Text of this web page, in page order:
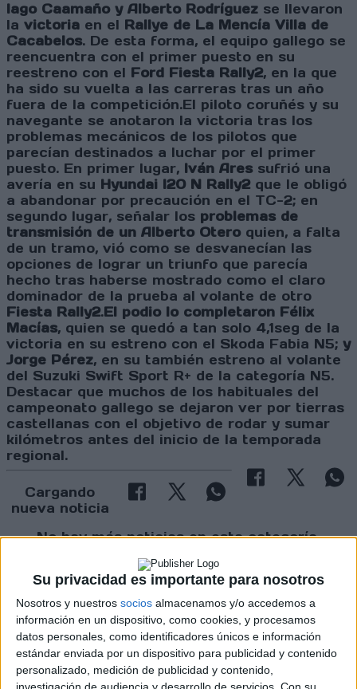
Su privacidad es importante para nosotros
Nosotros y nuestros socios almacenamos y/o accedemos a
información en un dispositivo, como cookies, y procesamos
datos personales, como identificadores únicos e información
estándar enviada por un dispositivo para publicidad y contenido
personalizado, medición de publicidad y contenido,
Iago Caamaño y Alberto Rodríguez se llevaron
la victoria en el Rallye de La Mencía Villa de
Cacabelos. De esta forma, el equipo gallego se
reencuentra con el primer puesto en su
reestreno con el Ford Fiesta Rally2, en la que
ha sido su vuelta a las carreras tras un año
fuera de la competición.El piloto coruñés y su
navegante se anotaron la victoria tras los
problemas mecánicos de los pilotos que
parecían destinados a luchar por el primer
puesto. En primer lugar, Iván Ares sufrió una
avería en su Hyundai I20 N Rally2 que le obligó
a abandonar por precaución en el TC-2; en
segundo lugar, señalar los problemas de
transmisión de un Alberto Otero quien, a falta
de un tramo, vió como se desvanecían las
opciones de lograr un triunfo que parecía
hecho tras haberse mostrado como el claro
dominador de la prueba al volante de otro
Fiesta Rally2.El podio lo completaron Félix
Macías, quien se quedó a tan solo 4,1seg de la
victoria en su estreno con el Skoda Fabia N5; y
Jorge Pérez, en su también estreno al volante
del Suzuki Swift Sport R+ de la categoría N5.
Destacar que muchos de los habituales del
campeonato gallego se dejaron ver por tierras
castellanas con el objetivo de rodar y sumar
kilómetros antes del inicio de la temporada
regional.
Cargando
nueva noticia
No hay más noticias en esta categoría.